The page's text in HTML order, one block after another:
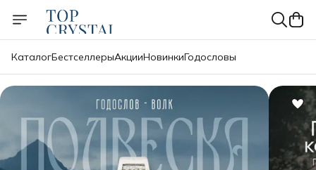
КаталогБестселлерыАкцииНовинкиГодословы